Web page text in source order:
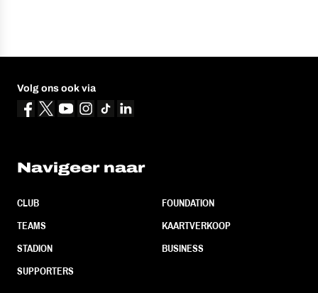
Volg ons ook via
Navigeer naar
CLUB
TEAMS
STADION
SUPPORTERS
FOUNDATION
KAARTVERKOOP
BUSINESS